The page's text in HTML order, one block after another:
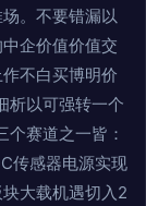
。不要错漏以
企价值价值交
不白买博明价
析以可强转一个
赛道之一皆：
传感器电源实现
大载机遇切入2